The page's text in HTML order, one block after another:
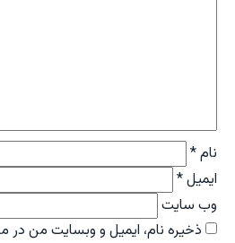
نام*
ایمیل*
وب‌ سایت
ذخیره نام، ایمیل و وبسایت من در